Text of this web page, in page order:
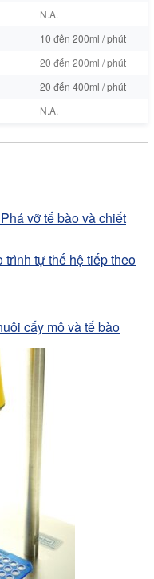
N.A.
10 đến 200ml / phút
20 đến 200ml / phút
20 đến 400ml / phút
N.A.
vỡ tế bào và chiết
tự thế hệ tiếp theo
cấy mô và tế bào